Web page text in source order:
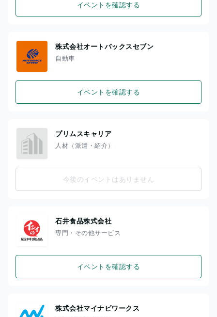
イベントを確認する
株式会社オートバックスセブン
自動車
イベントを確認する
プリムスキャリア
人材（派遣・紹介）
今後のイベントはありません
石井食品株式会社
専門・その他サービス
イベントを確認する
株式会社マイナビワークス